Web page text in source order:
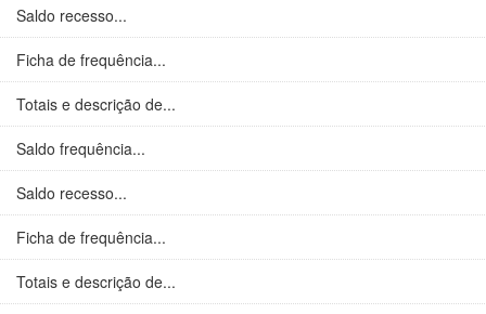
Saldo recesso...
Ficha de frequência...
Totais e descrição de...
Saldo frequência...
Saldo recesso...
Ficha de frequência...
Totais e descrição de...